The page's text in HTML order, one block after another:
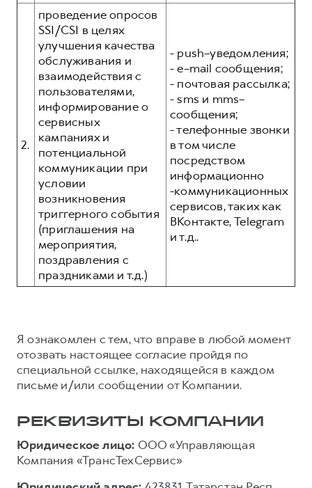
2.
проведение опросов
SSI/CSI в целях
улучшения качества
обслуживания и
взаимодействия с
пользователями,
информирование о
сервисных
кампаниях и
потенциальной
коммуникации при
условии
возникновения
триггерного события
(приглашения на
мероприятия,
поздравления с
праздниками и т.д.)
- push–уведомления;
- e–mail сообщения;
- почтовая рассылка;
- sms и mms–
сообщения;
- телефонные звонки
в том числе
посредством
информационно
-коммуникационных
сервисов, таких как
ВКонтакте, Telegram
и т.д..
Я ознакомлен с тем, что вправе в любой момент
отозвать настоящее согласие пройдя по
специальной ссылке, находящейся в каждом
письме и/или сообщении от Компании.
РЕКВИЗИТЫ КОМПАНИИ
Юридическое лицо: ООО «Управляющая
Компания «ТрансТехСервис»